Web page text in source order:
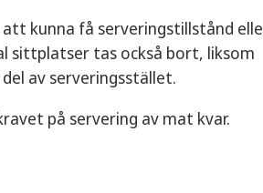
kunna få serveringstillstånd
sittplatser tas också bort, liksom
av serveringsstället.
på servering av mat kvar.